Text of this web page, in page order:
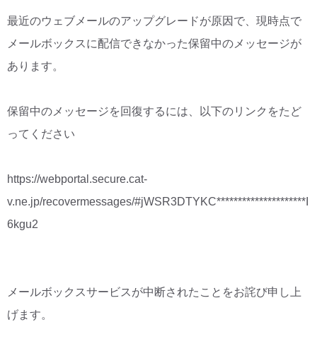
最近のウェブメールのアップグレードが原因で、現時点で
メールボックスに配信できなかった保留中のメッセージが
あります。
保留中のメッセージを回復するには、以下のリンクをたど
ってください
https://webportal.secure.cat-
v.ne.jp/recovermessages/#jWSR3DTYKC*********************I
6kgu2
メールボックスサービスが中断されたことをお詫び申し上
げます。